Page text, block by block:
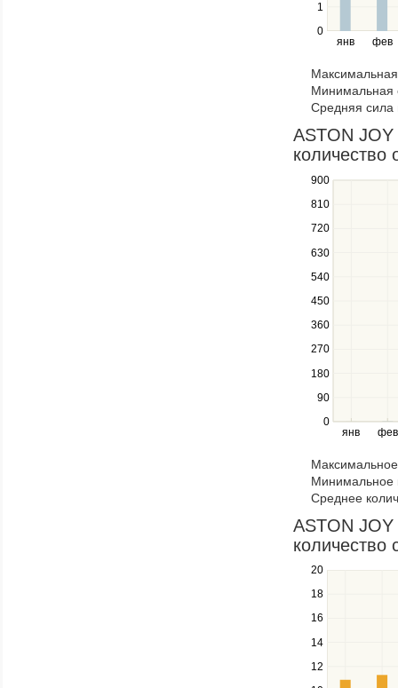
янв фев
0
1
and
right
navigate
through
items
in
a
series.
Минимальная
Средняя сила
ASTON
количество
янв фев
0
90
180
270
360
450
540
630
720
810
900
Use
the
and
down
to
navigate
series.
Use
the
and
right
navigate
through
items
in
a
series.
Минимальное
Среднее
ASTON
количество
12
14
16
18
20
Use
the
and
down
to